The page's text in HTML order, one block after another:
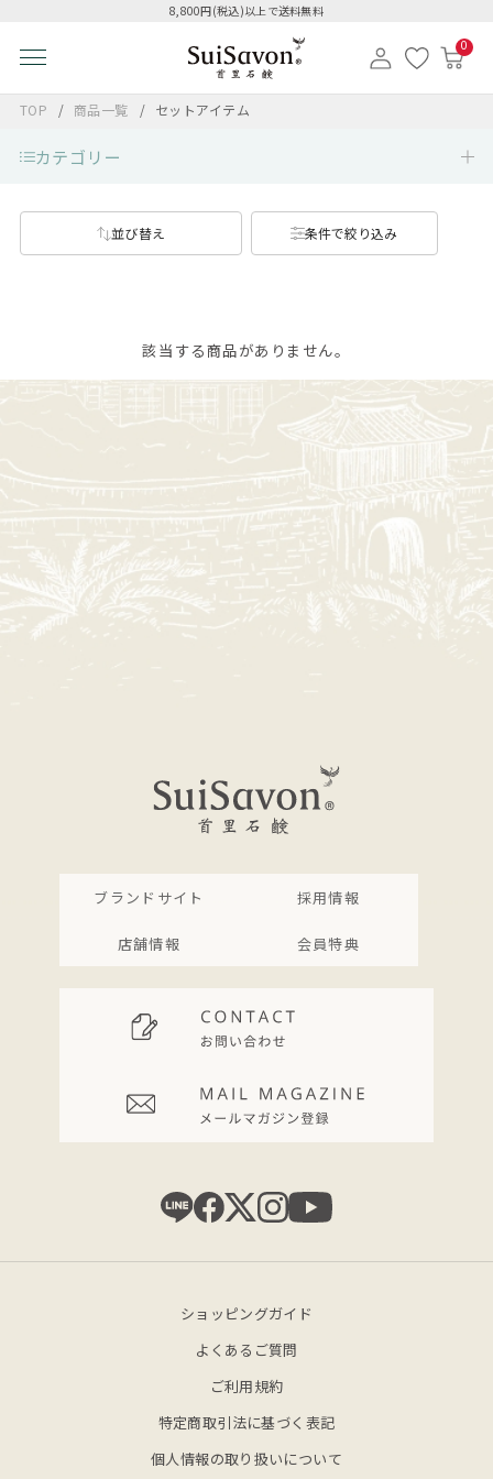
8,800円(税込)以上で送料無料
0
TOP 商品一覧 セットアイテム
カテゴリー
並び替え 条件で絞り込み
該当する商品がありません。
ブランドサイト 採用情報
店舗情報 会員特典
ショッピングガイド
よくあるご質問
ご利用規約
特定商取引法に基づく表記
個人情報の取り扱いについて